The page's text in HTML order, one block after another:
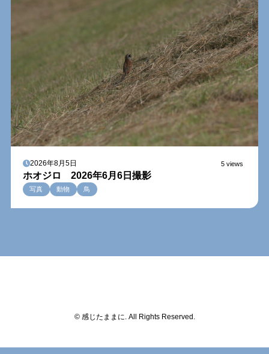
2026年8月5日 5 views
ホオジロ 2026年6月6日撮影
写真 動物 鳥
© 感じたままに. All Rights Reserved.